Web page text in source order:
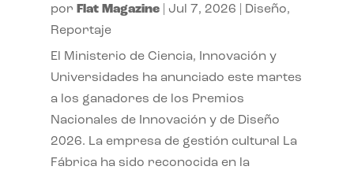
por Flat Magazine| Jul 7, 2026 Diseño,
Reportaje
El Ministerio de Ciencia, Innovación y
Universidades ha anunciado este martes
a los ganadores de los Premios
Nacionales de Innovación y de Diseño
2026. La empresa de gestión cultural La
Fábrica ha sido reconocida en la